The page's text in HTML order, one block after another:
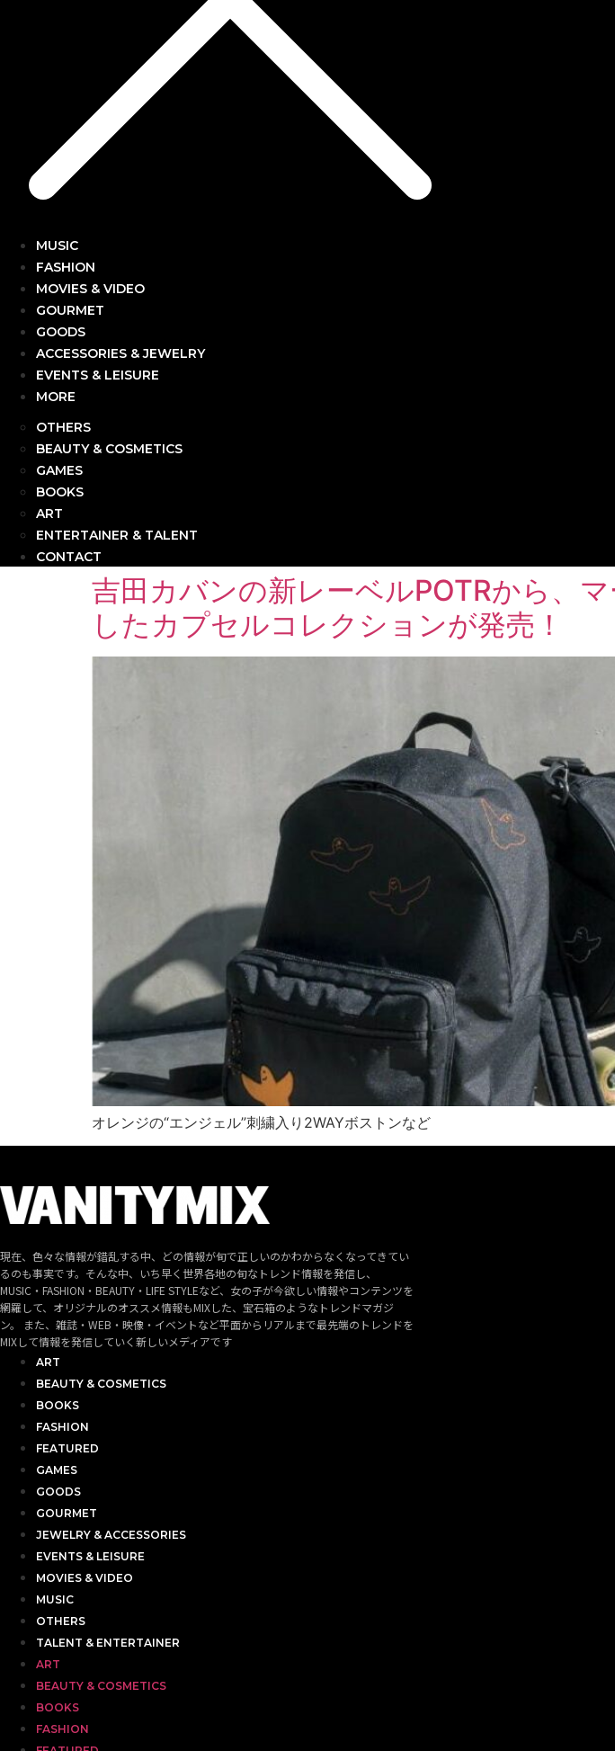
MUSIC
FASHION
MOVIES & VIDEO
GOURMET
GOODS
ACCESSORIES & JEWELRY
EVENTS & LEISURE
MORE
OTHERS
BEAUTY & COSMETICS
GAMES
BOOKS
ART
ENTERTAINER & TALENT
CONTACT
吉田カバンの新レーベルPOTRから、
したカプセルコレクションが発売！
オレンジの“エンジェル”刺繍入り2WAYボストンなど
現在、色々な情報が錯乱する中、どの情報が旬で正しいのかわからなくなってきてい
るのも事実です。そんな中、いち早く世界各地の旬なトレンド情報を発信し、
MUSIC・FASHION・BEAUTY・LIFE STYLEなど、女の子が今欲しい情報やコンテンツを
網羅して、オリジナルのオススメ情報もMIXした、宝石箱のようなトレンドマガジ
ン。 また、雑誌・WEB・映像・イベントなど平面からリアルまで最先端のトレンドを
MIXして情報を発信していく新しいメディアです
ART
BEAUTY & COSMETICS
BOOKS
FASHION
FEATURED
GAMES
GOODS
GOURMET
JEWELRY & ACCESSORIES
EVENTS & LEISURE
MOVIES & VIDEO
MUSIC
OTHERS
TALENT & ENTERTAINER
ART
BEAUTY & COSMETICS
BOOKS
FASHION